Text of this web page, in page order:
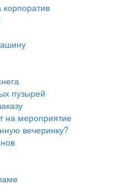
корпоратив
пузырей
на мероприятие
вечеринку?